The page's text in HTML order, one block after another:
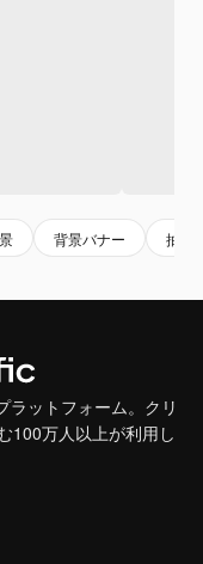
背景バナー 抽象
ラットフォーム。クリ
100万人以上が利用し